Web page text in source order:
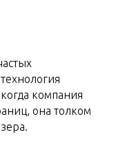
компания
она толком